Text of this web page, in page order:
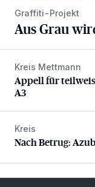
Graffiti-Projekt
Aus Grau
Appell für
Kreis Mettmann
Appell für
A3
Nach Betrug:
Kreis
Nach Betrug: